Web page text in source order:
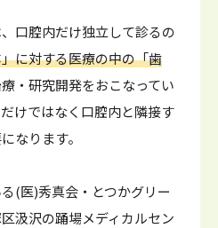
口腔内だけ独立して診るの
に対する医療の中の「歯
・研究開発をおこなってい
けではなく口腔内と隣接す
なります。
(医)秀真会・とつかグリー
汲沢の踊場メディカルセン